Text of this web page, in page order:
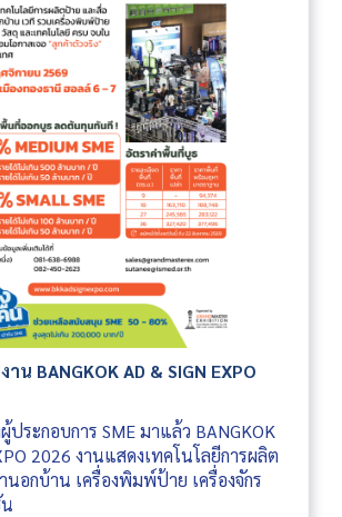
น BANGKOK AD & SIGN EXPO
ประกอบการ SME มาแล้ว BANGKOK
2026 งานแสดงเทคโนโลยีการผลิต
อกบ้าน เครื่องพิมพ์ป้าย เครื่องจักร